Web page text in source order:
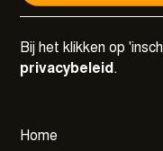
Bij het klikken op
privacybeleid .
Home